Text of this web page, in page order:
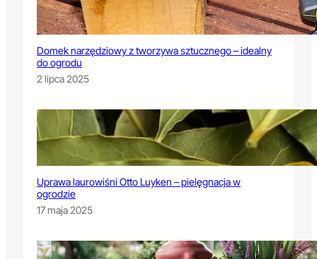
Domek narzędziowy z tworzywa sztucznego – idealny
do ogrodu
2 lipca 2025
Uprawa laurowiśni Otto Luyken – pielęgnacja w
ogrodzie
17 maja 2025